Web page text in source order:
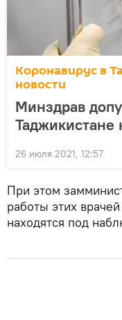
Коронавирус в
новости
Минздрав
Таджикистане
26 июля 2021, 12:57
При этом
работы этих
находятся под